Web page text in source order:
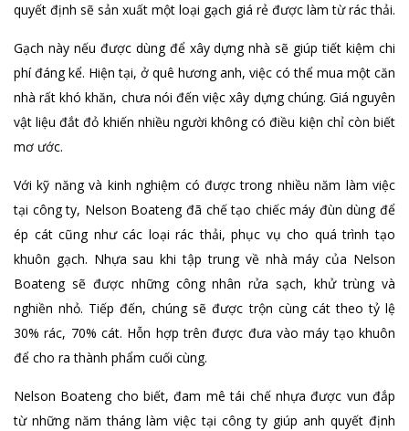
quyết định sẽ sản xuất một loại gạch giá rẻ được làm từ rác thải.
Gạch này nếu được dùng để xây dựng nhà sẽ giúp tiết kiệm chi
phí đáng kể. Hiện tại, ở quê hương anh, việc có thể mua một căn
nhà rất khó khăn, chưa nói đến việc xây dựng chúng. Giá nguyên
vật liệu đắt đỏ khiến nhiều người không có điều kiện chỉ còn biết
mơ ước.
Với kỹ năng và kinh nghiệm có được trong nhiều năm làm việc
tại công ty, Nelson Boateng đã chế tạo chiếc máy đùn dùng để
ép cát cũng như các loại rác thải, phục vụ cho quá trình tạo
khuôn gạch. Nhựa sau khi tập trung về nhà máy của Nelson
Boateng sẽ được những công nhân rửa sạch, khử trùng và
nghiền nhỏ. Tiếp đến, chúng sẽ được trộn cùng cát theo tỷ lệ
30% rác, 70% cát. Hỗn hợp trên được đưa vào máy tạo khuôn
để cho ra thành phẩm cuối cùng.
Nelson Boateng cho biết, đam mê tái chế nhựa được vun đắp
từ những năm tháng làm việc tại công ty giúp anh quyết định